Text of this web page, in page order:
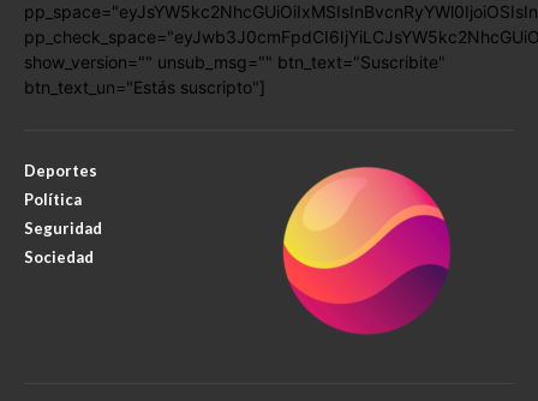
show_version="" unsub_msg="" btn_text="Suscribite"
btn_text_un="Estás suscripto"]
Deportes
Política
Seguridad
Sociedad